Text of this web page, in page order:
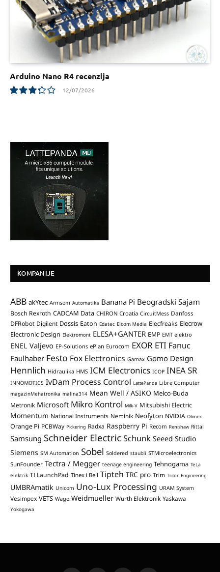
Arduino Nano R4 recenzija
12/07/2026
KOMPANIJE
ABB akYtec Armsom Automatika Banana Pi Beogradski Sajam
Bosch Rexroth CADCAM Data CHIRON Croatia CircuitMess Danfoss
DFRobot Digilent Dossis Eaton Edatec Elcom Media Elecfreaks Elecrow
Electronic Design Elektromont ELESA+GANTER EMP EMT elektro
ENEL Valjevo EP-Solutions ePlan Eurocom EXOR ETI Fanuc
Faulhaber Festo Fox Electronics Gamax Gomo Design
Hennlich Hidraulika HMS ICM Electronics ICOP INEA SR
INNOMOTICS IvDam Process Control LattePanda Libre Computer
magazinMehatronika malina314 Mean Well / ASIKO Melco-Buda
Metronik Microsoft Mikro Kontrol Milk-V Mitsubishi Electric
Momentum National Instruments Neminik Neofyton NVIDIA Olimex
Orange Pi PCBWay Pickering Radxa Raspberry Pi Recom Renishaw Rittal
Samsung Schneider ElectricSchunk Seeed Studio
Siemens SM Automation Sobel Soldered staubli STMicroelectronics
SunFounder Tectra / Megger teenage engineering Tehnogama TeLa
elektrik TI LaunchPad Tinex i Bell Tipteh TRC pro Trim Triton Engineering
UMBRAmatik Unicom Uno-Lux Processing URAM System
Vesimpex VETS Wago Weidmueller Wurth Elektronik Yaskawa
Yokogawa